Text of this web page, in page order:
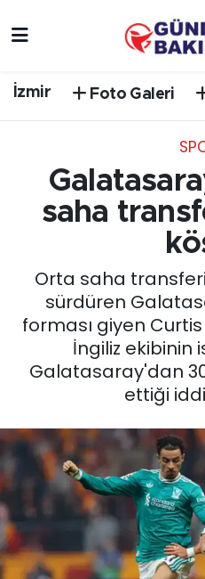
İzmir Foto Galeri
saha
Orta saha transferi
sürdüren
forması giyen
İngiliz ekibinin
Galatasaray'dan
ettiği
EGE
EKONOMİ
English News
KÜLTÜR SANAT
MAGAZİN
POLİTİKA
SAĞLIK
Süper Lig Puan
Son Dakika
Haber Arşivi